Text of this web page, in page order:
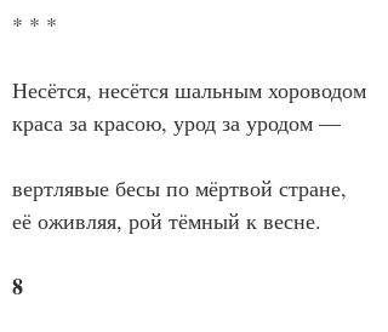
* * *
Несётся, несётся шальным хороводом
краса за красою, урод за уродом —
вертлявые бесы по мёртвой стране,
её оживляя, рой тёмный к весне.
8